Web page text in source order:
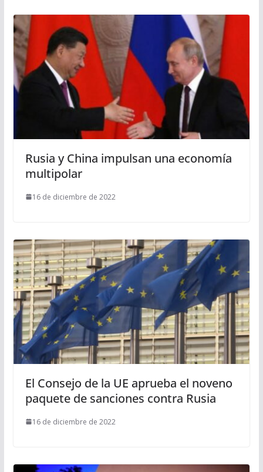
Rusia y China impulsan una economía
multipolar
16 de diciembre de 2022
El Consejo de la UE aprueba el noveno
paquete de sanciones contra Rusia
16 de diciembre de 2022